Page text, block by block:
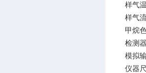
样气
样气
甲烷
检测
模拟
仪器